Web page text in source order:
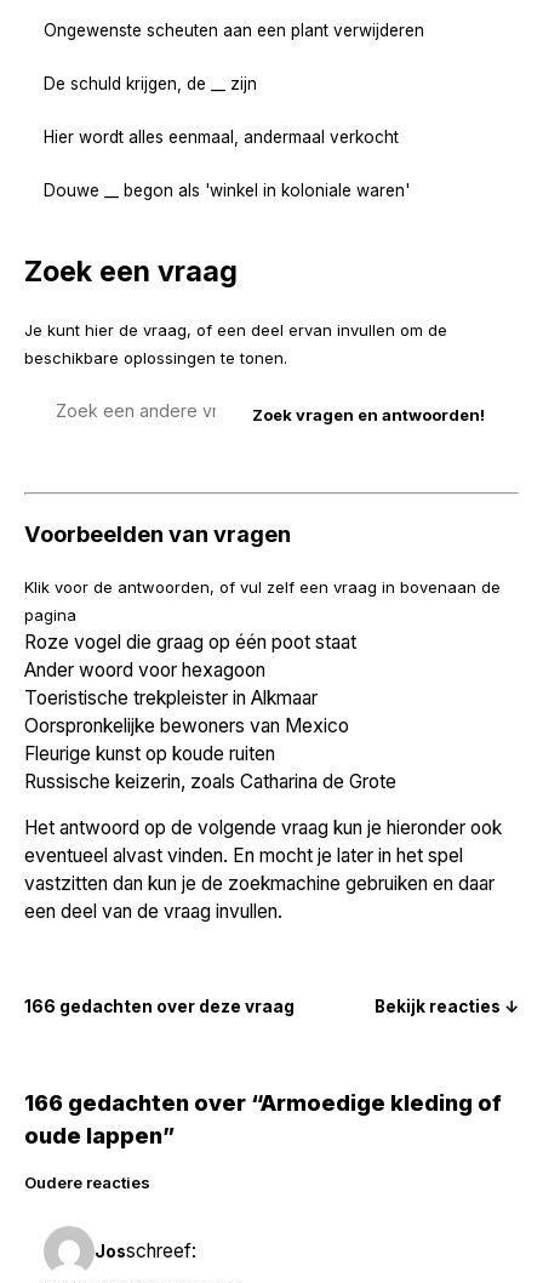
Ongewenste scheuten aan een plant verwijderen
De schuld krijgen, de __ zijn
Hier wordt alles eenmaal, andermaal verkocht
Douwe __ begon als 'winkel in koloniale waren'
Zoek een vraag
Je kunt hier de vraag, of een deel ervan invullen om de
beschikbare oplossingen te tonen.
Voorbeelden van vragen
Klik voor de antwoorden, of vul zelf een vraag in bovenaan de
pagina
Roze vogel die graag op één poot staat
Ander woord voor hexagoon
Toeristische trekpleister in Alkmaar
Oorspronkelijke bewoners van Mexico
Fleurige kunst op koude ruiten
Russische keizerin, zoals Catharina de Grote
Het antwoord op de volgende vraag kun je hieronder ook
eventueel alvast vinden. En mocht je later in het spel
vastzitten dan kun je de zoekmachine gebruiken en daar
een deel van de vraag invullen.
166 gedachten over deze vraag Bekijk reacties ↓
166 gedachten over “Armoedige kleding of
oude lappen”
Reacties
navigatie
Oudere reacties
Josschreef: